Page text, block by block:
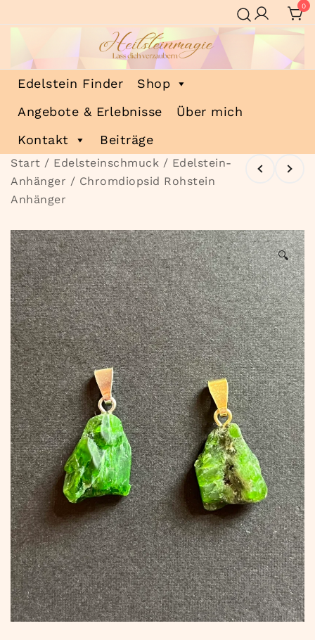
Inhalt
0
Heilsteinmagie
Lass dich verzaubern
Edelstein Finder
Shop
Angebote & Erlebnisse
Über mich
Kontakt
Beiträge
Start / Edelsteinschmuck / Edelstein-
Anhänger / Chromdiopsid Rohstein
Anhänger
🔍